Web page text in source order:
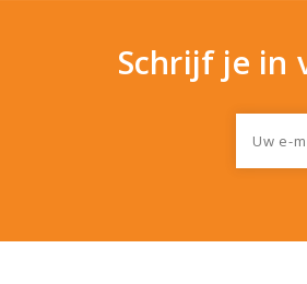
Schrijf je in